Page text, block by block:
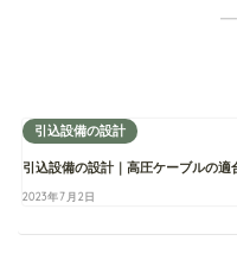
―
引込設備の設計
引込設備の設計｜高圧ケーブルの
2023年7月2日